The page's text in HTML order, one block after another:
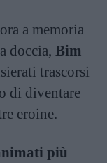
a memoria
doccia, Bim
trascorsi
di diventare
eroine.
più